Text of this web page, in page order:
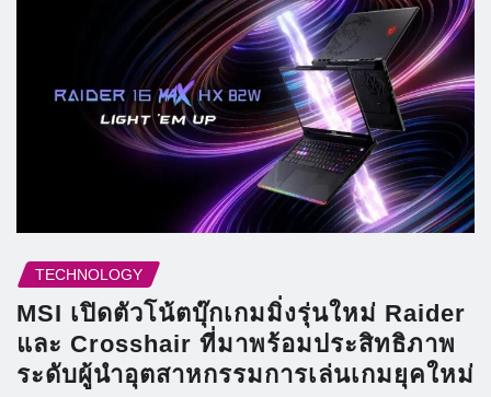
TECHNOLOGY
MSI เปิดตัวโน้ตบุ๊กเกมมิ่งรุ่นใหม่ Raider
และ Crosshair ที่มาพร้อมประสิทธิภาพ
ระดับผู้นำอุตสาหกรรมการเล่นเกมยุคใหม่